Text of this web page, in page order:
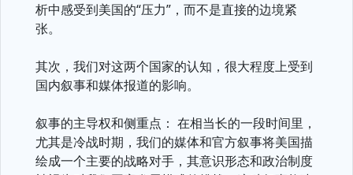
析中感受到美国的“压力”，而不是直接的边境紧
张。
其次，我们对这两个国家的认知，很大程度上受到
国内叙事和媒体报道的影响。
叙事的主导权和侧重点： 在相当长的一段时间里，
尤其是冷战时期，我们的媒体和官方叙事将美国描
绘成一个主要的战略对手，其意识形态和政治制度